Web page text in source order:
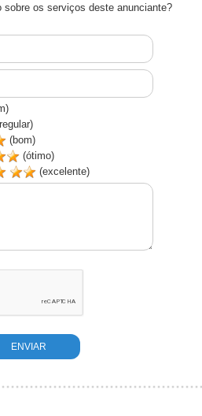
sobre os serviços deste anunciante?
(bom)
(ótimo)
(excelente)